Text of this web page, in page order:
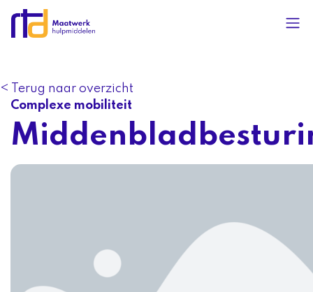
< Terug naar overzicht
Complexe mobiliteit